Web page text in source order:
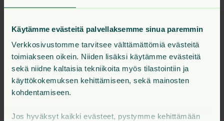
Käytämme evästeitä palvellaksemme sinua paremmin
Verkkosivustomme tarvitsee välttämättömiä evästeitä
toimiakseen oikein. Niiden lisäksi käytämme evästeitä
sekä niidne kaltaisia tekniikoita myös tilastointiin ja
käyttökokemuksen kehittämiseen, sekä mainosten
kohdentamiseen.
Jos hyväksyt kaikki evästeet, pystymme kehittämään
K 525 2h+kt+ransk+terassi 58.5 m² 2. krs 1185 €
Kaikki talon vapaat asunnot